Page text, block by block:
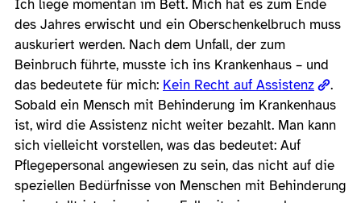
Ich liege momentan im Bett. Mich hat es zum Ende
des Jahres erwischt und ein Oberschenkelbruch muss
auskuriert werden. Nach dem Unfall, der zum
Beinbruch führte, musste ich ins Krankenhaus – und
das bedeutete für mich: Kein Recht auf Assistenz
.
Sobald ein Mensch mit Behinderung im Krankenhaus
ist, wird die Assistenz nicht weiter bezahlt. Man kann
sich vielleicht vorstellen, was das bedeutet: Auf
Pflegepersonal angewiesen zu sein, das nicht auf die
speziellen Bedürfnisse von Menschen mit Behinderung